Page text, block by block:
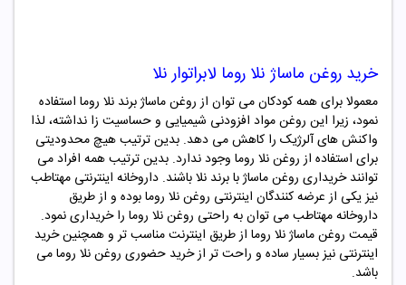
خرید روغن ماساژ نلا روما لابراتوار نلا
معمولا برای همه کودکان می توان از روغن ماساژ برند نلا روما استفاده
نمود، زیرا این روغن مواد افزودنی شیمیایی و حساسیت زا نداشته، لذا
واکنش های آلرژیک را کاهش می دهد. بدین ترتیب هیچ محدودیتی
برای استفاده از روغننلا روما وجود ندارد. بدین ترتیب همه افراد می
توانند خریداری روغن ماساژ با برند نلا باشند. داروخانه اینترنتی مهتاطب
نیز یکی از عرضه کنندگان اینترنتی روغننلا رومابوده و از طریق
داروخانه مهتاطب می توان به راحتی روغننلا روما را خریداری نمود.
قیمت روغن ماساژنلا روما از طریق اینترنت مناسب تر و همچنین خرید
اینترنتی نیز بسیار ساده و راحت تر از خرید حضوری روغننلا رومامی
باشد.